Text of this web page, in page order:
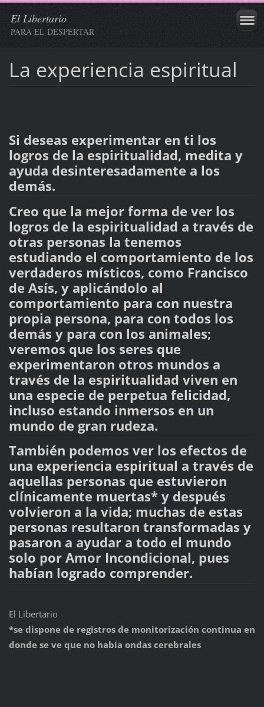
El Libertario
PARA EL DESPERTAR
La experiencia espiritual
Si deseas experimentar en ti los
logros de la espiritualidad, medita y
ayuda desinteresadamente a los
demás.
Creo que la mejor forma de ver los
logros de la espiritualidad a través de
otras personas la tenemos
estudiando el comportamiento de los
verdaderos místicos, como Francisco
de Asís, y aplicándolo al
comportamiento para con nuestra
propia persona, para con todos los
demás y para con los animales;
veremos que los seres que
experimentaron otros mundos a
través de la espiritualidad viven en
una especie de perpetua felicidad,
incluso estando inmersos en un
mundo de gran rudeza.
También podemos ver los efectos de
una experiencia espiritual a través de
aquellas personas que estuvieron
clínicamente muertas* y después
volvieron a la vida; muchas de estas
personas resultaron transformadas y
pasaron a ayudar a todo el mundo
solo por Amor Incondicional, pues
habían logrado comprender.
El Libertario
*se dispone de registros de monitorización continua en
donde se ve que no había ondas cerebrales